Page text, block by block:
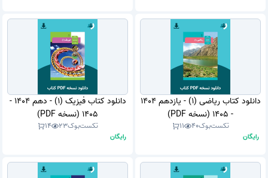
دانلود کتاب ریاضی (1) - یازدهم 1404
- 1405 (نسخه PDF)
تکست‌بوک40
11
رایگان
دانلود کتاب فیزیک (1) - دهم 1404 -
1405 (نسخه PDF)
تکست‌بوک23
14
رایگان